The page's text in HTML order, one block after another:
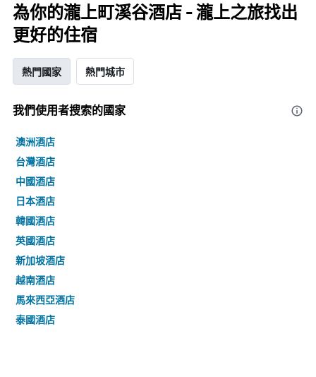
為你的瀧上町溪谷酒店 - 瀧上之旅找出
更好的住宿
熱門國家 熱門城市
我們使用者搜索的國家
澳洲酒店
台灣酒店
中國酒店
日本酒店
韓國酒店
英國酒店
新加坡酒店
越南酒店
馬來西亞酒店
泰國酒店